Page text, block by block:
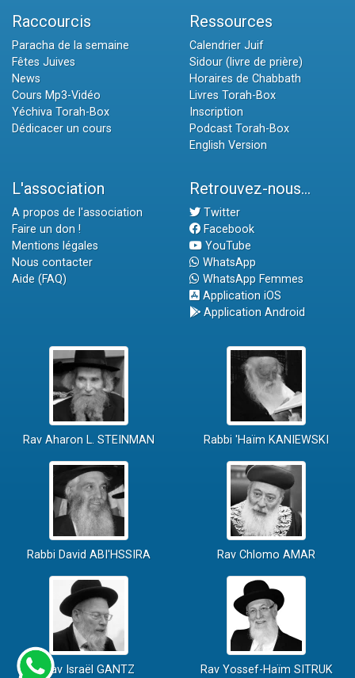
Raccourcis
Paracha de la semaine
Fêtes Juives
News
Cours Mp3-Vidéo
Yéchiva Torah-Box
Dédicacer un cours
Ressources
Calendrier Juif
Sidour (livre de prière)
Horaires de Chabbath
Livres Torah-Box
Inscription
Podcast Torah-Box
English Version
L'association
A propos de l'association
Faire un don !
Mentions légales
Nous contacter
Aide (FAQ)
Retrouvez-nous...
Twitter
Facebook
YouTube
WhatsApp
WhatsApp Femmes
Application iOS
Application Android
Rav Aharon L. STEINMAN Rabbi 'Haïm KANIEWSKI
Rabbi David ABI'HSSIRA Rav Chlomo AMAR
Rav Israël GANTZ Rav Yossef-Haïm SITRUK